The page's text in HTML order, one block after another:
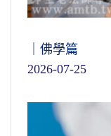
｜佛學篇
2026-07-25